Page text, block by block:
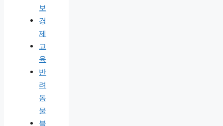
보
경
제
교
육
반
려
동
물
블